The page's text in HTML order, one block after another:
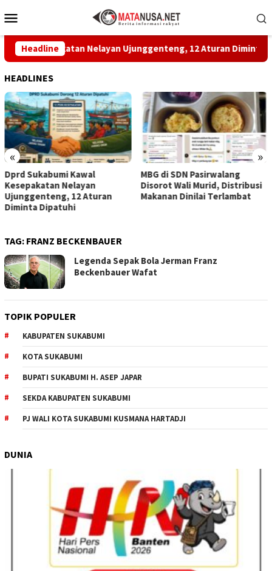
ke
Mobile
Headline
Kesepakatan Nelayan Ujunggenteng, 12 Aturan Diminta
HEADLINES
« »
MBG di SDN Pasirwalang
Disorot Wali Murid, Distribusi
Makanan Dinilai Terlambat
Dentuman Tambur Buka Hari
Jadi Kabupaten Sukabumi ke-
156, Plara Fest Semarakkan
TAG: FRANZ BECKENBAUER
Legenda Sepak Bola Jerman Franz
Beckenbauer Wafat
TOPIK POPULER
KABUPATEN SUKABUMI
KOTA SUKABUMI
BUPATI SUKABUMI H. ASEP JAPAR
SEKDA KABUPATEN SUKABUMI
PJ WALI KOTA SUKABUMI KUSMANA HARTADJI
DUNIA